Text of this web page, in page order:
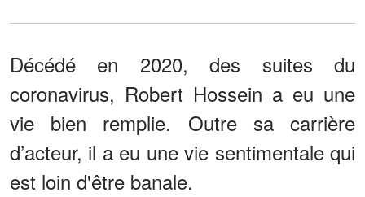
Décédé en 2020, des suites du
coronavirus, Robert Hossein a eu une
vie bien remplie. Outre sa carrière
d’acteur, il a eu une vie sentimentale qui
est loin d'être banale.